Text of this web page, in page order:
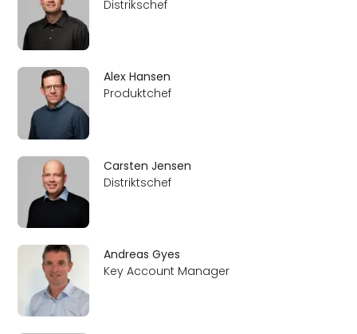
Distrikschef
Alex Hansen
Produktchef
Carsten Jensen
Distriktschef
Andreas Gyes
Key Account Manager